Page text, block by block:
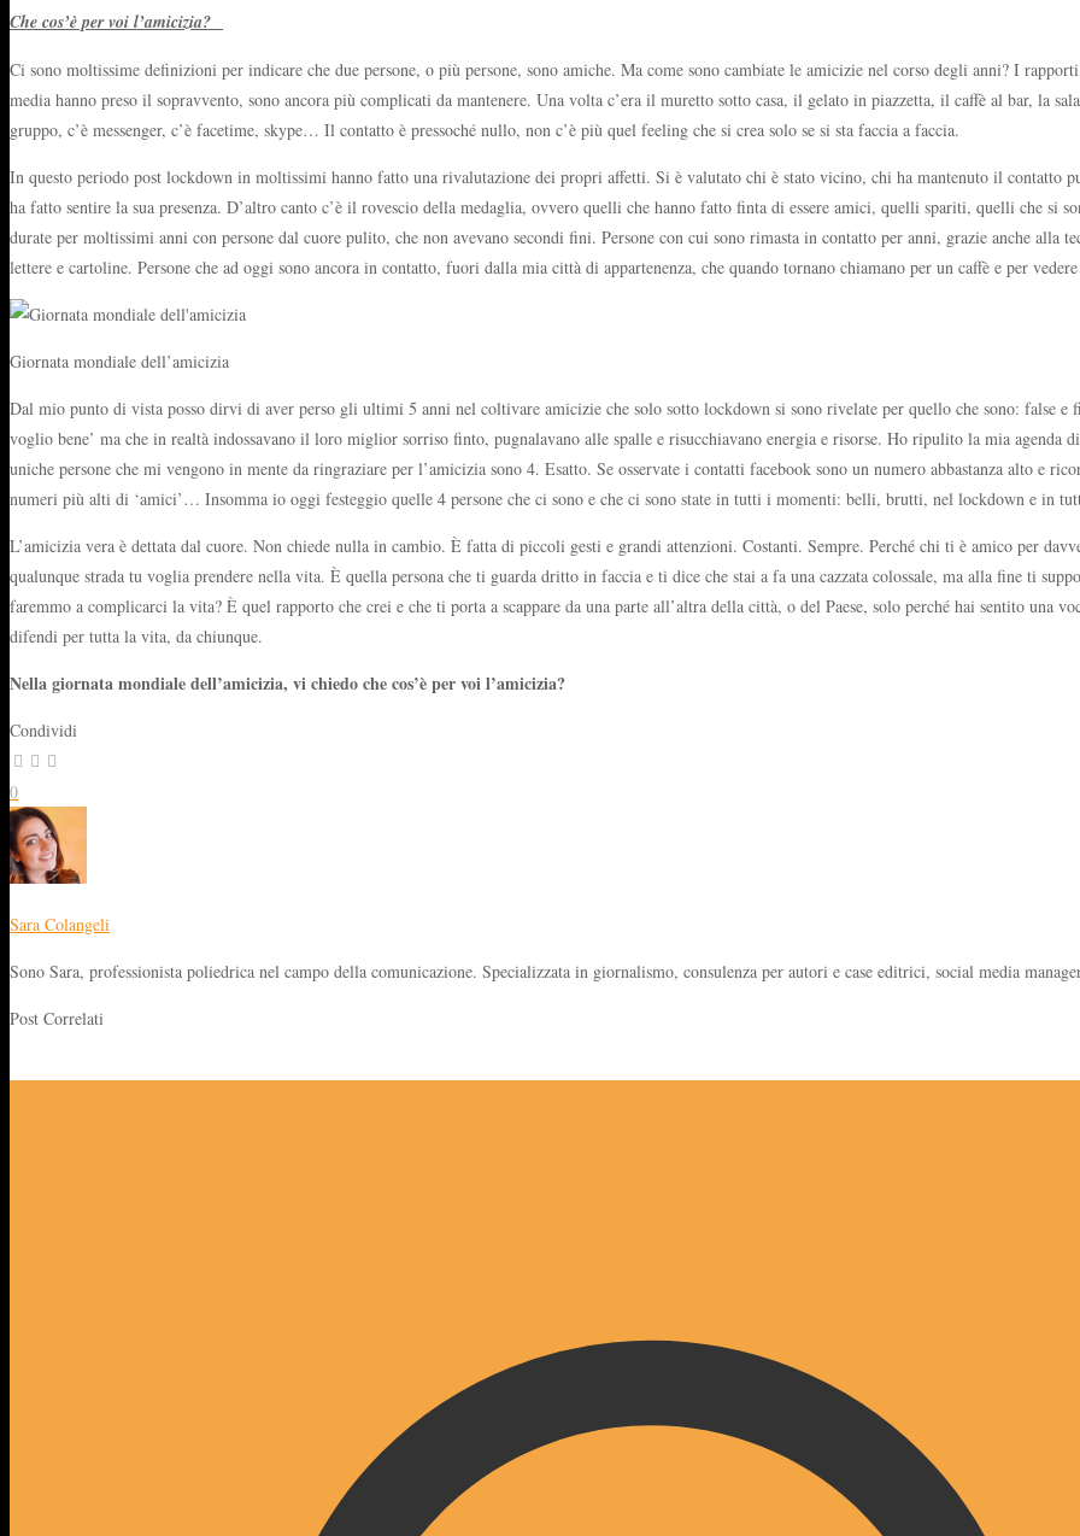
Che cos’è per voi l’amicizia?
Ci sono moltissime definizioni per indicare che due persone, o più persone, sono amiche. Ma come sono cambiate le amicizie nel corso degli anni? I
media hanno preso il sopravvento, sono ancora più complicati da mantenere. Una volta c’era il muretto sotto casa, il gelato in piazzetta, il caffè al bar, la
gruppo, c’è messenger, c’è facetime, skype… Il contatto è pressoché nullo, non c’è più quel feeling che si crea solo se si sta faccia a faccia.
In questo periodo post lockdown in moltissimi hanno fatto una rivalutazione dei propri affetti. Si è valutato chi è stato vicino, chi ha mantenuto il contatto
ha fatto sentire la sua presenza. D’altro canto c’è il rovescio della medaglia, ovvero quelli che hanno fatto finta di essere amici, quelli spariti, quelli che si
durate per moltissimi anni con persone dal cuore pulito, che non avevano secondi fini. Persone con cui sono rimasta in contatto per anni, grazie anche alla
lettere e cartoline. Persone che ad oggi sono ancora in contatto, fuori dalla mia città di appartenenza, che quando tornano chiamano per un caffè e per
Giornata mondiale dell’amicizia
Dal mio punto di vista posso dirvi di aver perso gli ultimi 5 anni nel coltivare amicizie che solo sotto lockdown si sono rivelate per quello che sono: false e
voglio bene’ ma che in realtà indossavano il loro miglior sorriso finto, pugnalavano alle spalle e risucchiavano energia e risorse. Ho ripulito la mia
uniche persone che mi vengono in mente da ringraziare per l’amicizia sono 4. Esatto. Se osservate i contatti facebook sono un numero abbastanza alto e
numeri più alti di ‘amici’… Insomma io oggi festeggio quelle 4 persone che ci sono e che ci sono state in tutti i momenti: belli, brutti, nel lockdown e in
L’amicizia vera è dettata dal cuore. Non chiede nulla in cambio. È fatta di piccoli gesti e grandi attenzioni. Costanti. Sempre. Perché chi ti è amico per
qualunque strada tu voglia prendere nella vita. È quella persona che ti guarda dritto in faccia e ti dice che stai a fa una cazzata colossale, ma alla fine ti
faremmo a complicarci la vita? È quel rapporto che crei e che ti porta a scappare da una parte all’altra della città, o del Paese, solo perché hai sentito una
difendi per tutta la vita, da chiunque.
Nella giornata mondiale dell’amicizia, vi chiedo che cos’è per voi l’amicizia?
Condividi
0
Sara Colangeli
Sono Sara, professionista poliedrica nel campo della comunicazione. Specializzata in giornalismo, consulenza per autori e case editrici, social media
Post Correlati